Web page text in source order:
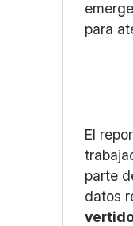
El
parte
datos